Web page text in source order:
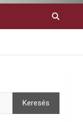
Keresés